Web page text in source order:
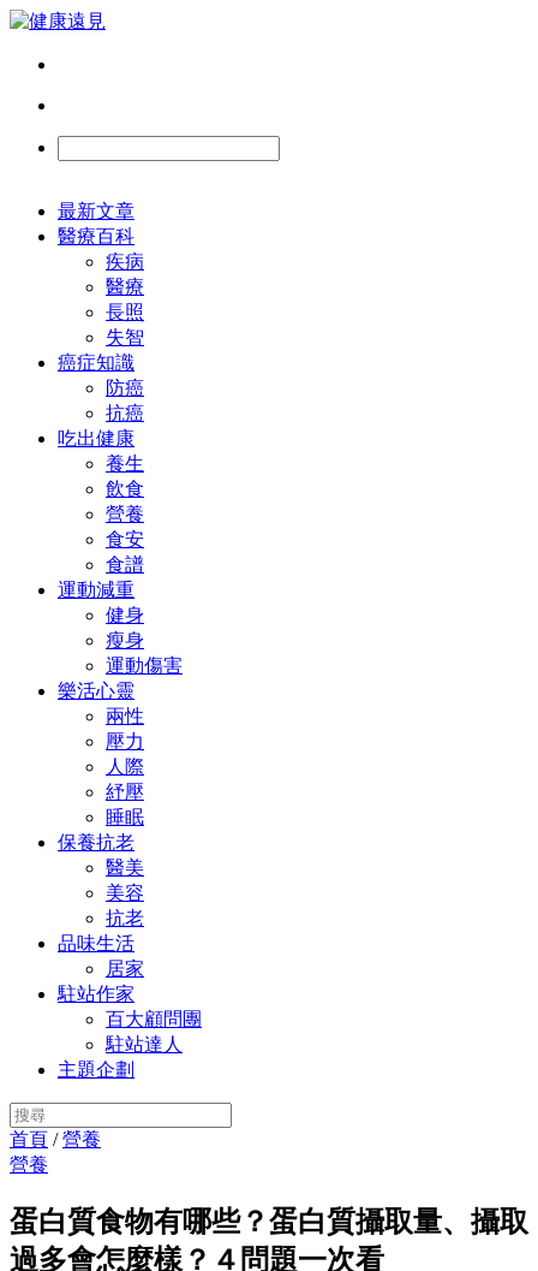
最新文章
醫療百科
疾病
醫療
長照
失智
癌症知識
防癌
抗癌
吃出健康
養生
飲食
營養
食安
食譜
運動減重
健身
瘦身
運動傷害
樂活心靈
兩性
壓力
人際
紓壓
睡眠
保養抗老
醫美
美容
抗老
品味生活
居家
駐站作家
百大顧問團
駐站達人
主題企劃
首頁 /營養
營養
蛋白質食物有哪些？蛋白質攝取量、攝取
過多會怎麼樣？４問題一次看